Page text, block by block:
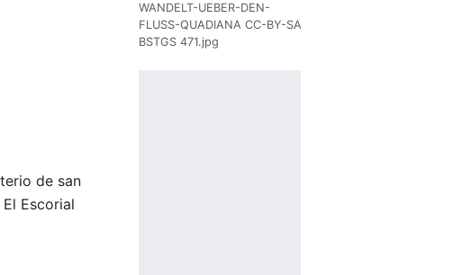
WANDELT-UEBER-DEN-
FLUSS-QUADIANA CC-BY-SA
BSTGS 471.jpg
de san
Escorial